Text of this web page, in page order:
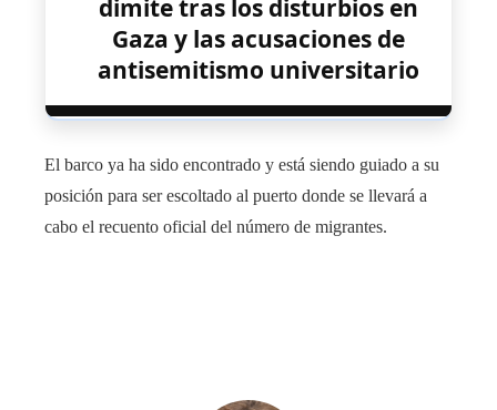
dimite tras los disturbios en
Gaza y las acusaciones de
antisemitismo universitario
El barco ya ha sido encontrado y está siendo guiado a su
posición para ser escoltado al puerto donde se llevará a
cabo el recuento oficial del número de migrantes.